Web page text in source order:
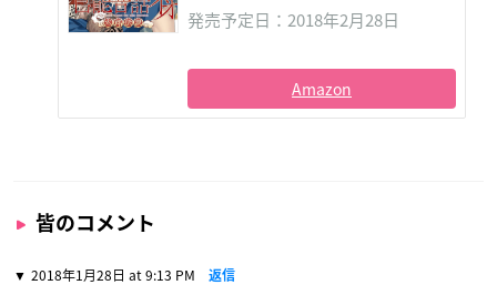
発売予定日：2018年2月28日
Amazon
皆のコメント
2018年1月28日 at 9:13 PM 返信